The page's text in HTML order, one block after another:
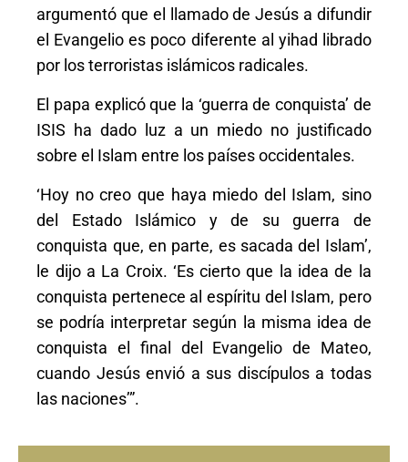
argumentó que el llamado de Jesús a difundir
el Evangelio es poco diferente al yihad librado
por los terroristas islámicos radicales.
El papa explicó que la ‘guerra de conquista’ de
ISIS ha dado luz a un miedo no justificado
sobre el Islam entre los países occidentales.
‘Hoy no creo que haya miedo del Islam, sino
del Estado Islámico y de su guerra de
conquista que, en parte, es sacada del Islam’,
le dijo a La Croix. ‘Es cierto que la idea de la
conquista pertenece al espíritu del Islam, pero
se podría interpretar según la misma idea de
conquista el final del Evangelio de Mateo,
cuando Jesús envió a sus discípulos a todas
las naciones’”.